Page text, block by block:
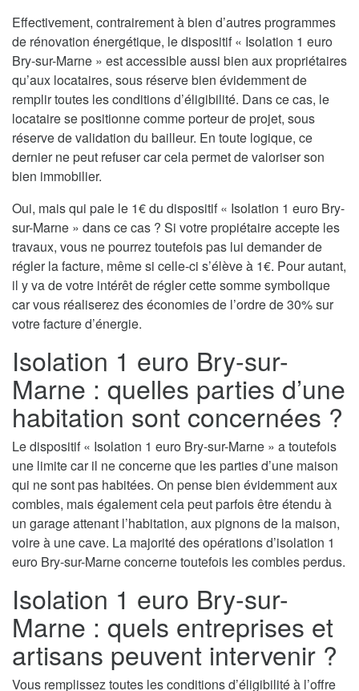
Effectivement, contrairement à bien d’autres programmes
de rénovation énergétique, le dispositif « Isolation 1 euro
Bry-sur-Marne » est accessible aussi bien aux propriétaires
qu’aux locataires, sous réserve bien évidemment de
remplir toutes les conditions d’éligibilité. Dans ce cas, le
locataire se positionne comme porteur de projet, sous
réserve de validation du bailleur. En toute logique, ce
dernier ne peut refuser car cela permet de valoriser son
bien immobilier.
Oui, mais qui paie le 1€ du dispositif « Isolation 1 euro Bry-
sur-Marne » dans ce cas ? Si votre propiétaire accepte les
travaux, vous ne pourrez toutefois pas lui demander de
régler la facture, même si celle-ci s’élève à 1€. Pour autant,
il y va de votre intérêt de régler cette somme symbolique
car vous réaliserez des économies de l’ordre de 30% sur
votre facture d’énergie.
Isolation 1 euro Bry-sur-
Marne : quelles parties d’une
habitation sont concernées ?
Le dispositif « Isolation 1 euro Bry-sur-Marne » a toutefois
une limite car il ne concerne que les parties d’une maison
qui ne sont pas habitées. On pense bien évidemment aux
combles, mais également cela peut parfois être étendu à
un garage attenant l’habitation, aux pignons de la maison,
voire à une cave. La majorité des opérations d’isolation 1
euro Bry-sur-Marne concerne toutefois les combles perdus.
Isolation 1 euro Bry-sur-
Marne : quels entreprises et
artisans peuvent intervenir ?
Vous remplissez toutes les conditions d’éligibilité à l’offre